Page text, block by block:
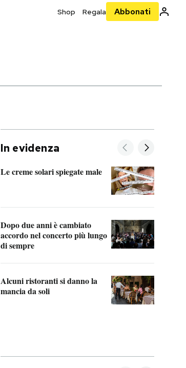
Shop Regala Abbonati
In evidenza
Le creme solari spiegate male
Dopo due anni è cambiato
accordo nel concerto più lungo
di sempre
Alcuni ristoranti si danno la
mancia da soli